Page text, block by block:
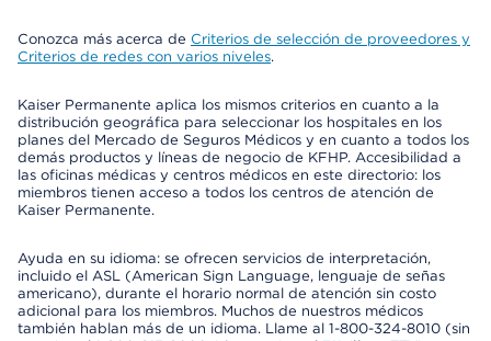
Conozca más acerca de Criterios de selección de proveedores y
Criterios de redes con varios niveles.
Kaiser Permanente aplica los mismos criterios en cuanto a la
distribución geográfica para seleccionar los hospitales en los
planes del Mercado de Seguros Médicos y en cuanto a todos los
demás productos y líneas de negocio de KFHP. Accesibilidad a
las oficinas médicas y centros médicos en este directorio: los
miembros tienen acceso a todos los centros de atención de
Kaiser Permanente.
Ayuda en su idioma: se ofrecen servicios de interpretación,
incluido el ASL (American Sign Language, lenguaje de señas
americano), durante el horario normal de atención sin costo
adicional para los miembros. Muchos de nuestros médicos
también hablan más de un idioma. Llame al 1-800-324-8010 (sin